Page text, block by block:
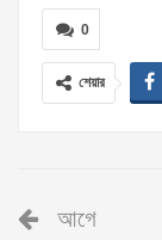
0
শেয়ার
আগে